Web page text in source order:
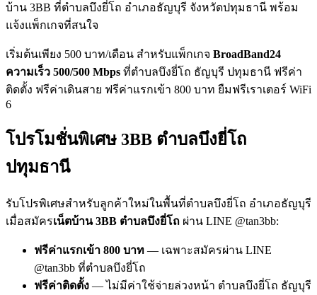
บ้าน 3BB ที่ตำบลบึงยี่โถ อำเภอธัญบุรี จังหวัดปทุมธานี พร้อม
แจ้งแพ็กเกจที่สนใจ
เริ่มต้นเพียง 500 บาท/เดือน สำหรับแพ็กเกจ BroadBand24
ความเร็ว 500/500 Mbps ที่ตำบลบึงยี่โถ ธัญบุรี ปทุมธานี ฟรีค่า
ติดตั้ง ฟรีค่าเดินสาย ฟรีค่าแรกเข้า 800 บาท ยืมฟรีเราเตอร์ WiFi
6
โปรโมชั่นพิเศษ 3BB ตำบลบึงยี่โถ
ปทุมธานี
รับโปรพิเศษสำหรับลูกค้าใหม่ในพื้นที่ตำบลบึงยี่โถ อำเภอธัญบุรี
เมื่อสมัครเน็ตบ้าน 3BB ตำบลบึงยี่โถ ผ่าน LINE @tan3bb:
ฟรีค่าแรกเข้า 800 บาท — เฉพาะสมัครผ่าน LINE
@tan3bb ที่ตำบลบึงยี่โถ
ฟรีค่าติดตั้ง — ไม่มีค่าใช้จ่ายล่วงหน้า ตำบลบึงยี่โถ ธัญบุรี